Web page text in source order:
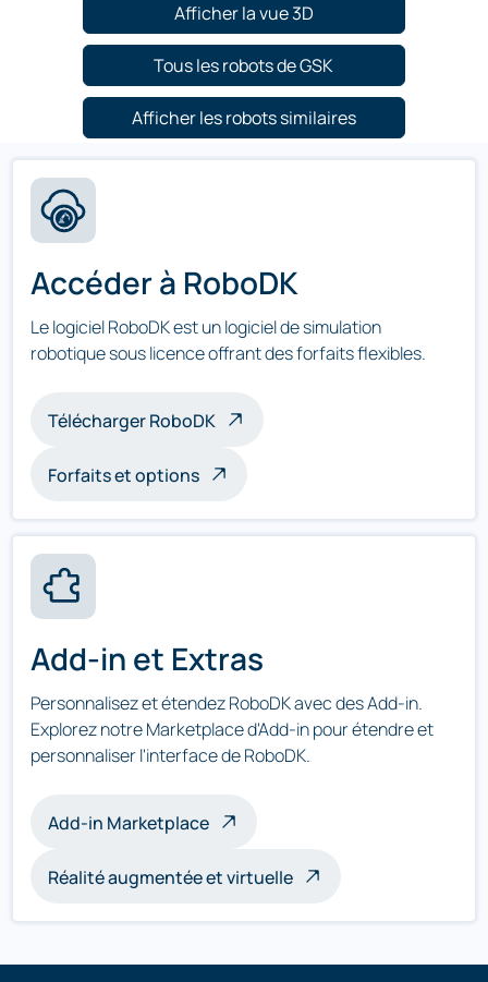
Afficher la vue 3D
Tous les robots de GSK
Afficher les robots similaires
Accéder à RoboDK
Le logiciel RoboDK est un logiciel de simulation
robotique sous licence offrant des forfaits flexibles.
Télécharger RoboDK
Forfaits et options
Add-in et Extras
Personnalisez et étendez RoboDK avec des Add-in.
Explorez notre Marketplace d'Add-in pour étendre et
personnaliser l'interface de RoboDK.
Add-in Marketplace
Réalité augmentée et virtuelle